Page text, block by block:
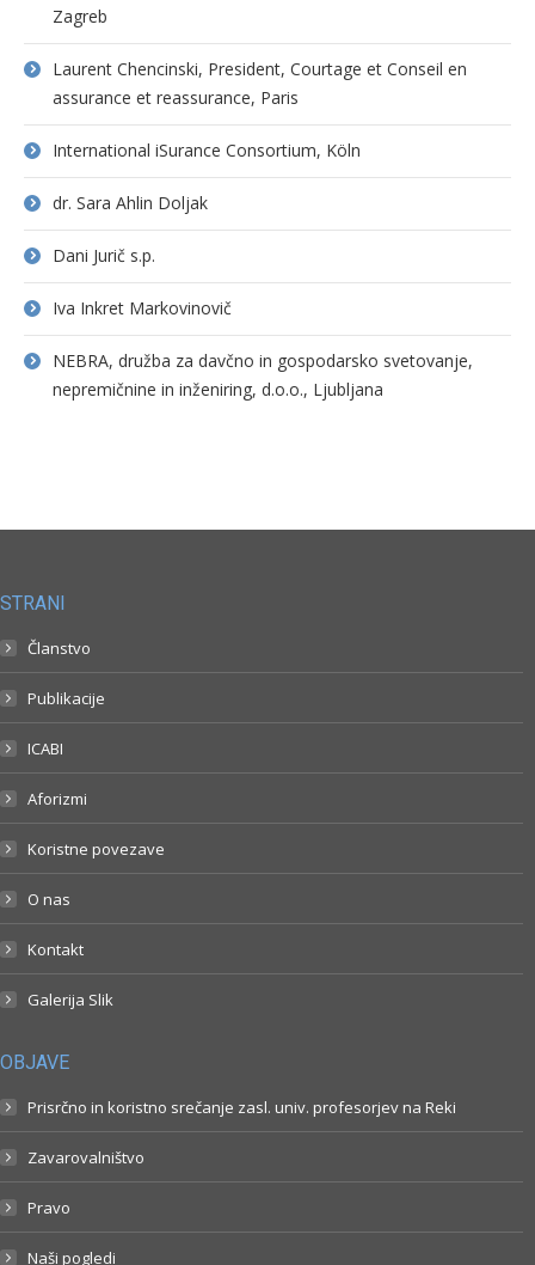
Zagreb
Laurent Chencinski, President, Courtage et Conseil en
assurance et reassurance, Paris
International iSurance Consortium, Köln
dr. Sara Ahlin Doljak
Dani Jurič s.p.
Iva Inkret Markovinovič
NEBRA, družba za davčno in gospodarsko svetovanje,
nepremičnine in inženiring, d.o.o., Ljubljana
STRANI
Članstvo
Publikacije
ICABI
Aforizmi
Koristne povezave
O nas
Kontakt
Galerija Slik
OBJAVE
Prisrčno in koristno srečanje zasl. univ. profesorjev na Reki
Zavarovalništvo
Pravo
Naši pogledi